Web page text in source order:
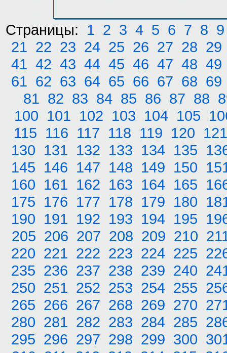
Страницы: 1 2 3 4 5 6 7 8 9
21 22 23 24 25 26 27 28 29
41 42 43 44 45 46 47 48 49
61 62 63 64 65 66 67 68 69
81 82 83 84 85 86 87 88
100 101 102 103 104 105
115 116 117 118 119 120 121
130 131 132 133 134 135
145 146 147 148 149 150
160 161 162 163 164 165
175 176 177 178 179 180
190 191 192 193 194 195
205 206 207 208 209 210
220 221 222 223 224 225
235 236 237 238 239 240
250 251 252 253 254 255
265 266 267 268 269 270
280 281 282 283 284 285
295 296 297 298 299 300